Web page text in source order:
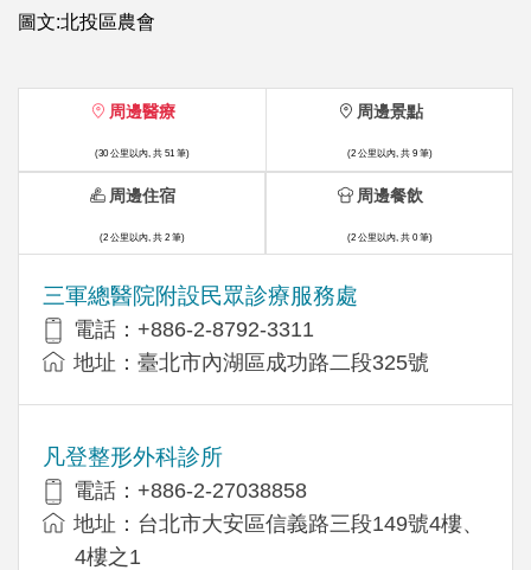
圖文:北投區農會
周邊醫療
(30 公里以內, 共 51 筆)
三軍總醫院附設民眾診療服務處
電話：+886-2-8792-3311
地址：臺北市內湖區成功路二段325號
凡登整形外科診所
電話：+886-2-27038858
地址：台北市大安區信義路三段149號4樓、
4樓之1
周邊景點
(2 公里以內, 共 9 筆)
周邊住宿
(2 公里以內, 共 2 筆)
周邊餐飲
(2 公里以內, 共 0 筆)